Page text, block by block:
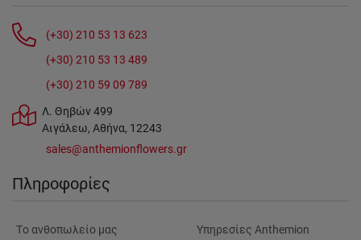
(+30) 210 53 13 623
(+30) 210 53 13 489
(+30) 210 59 09 789
Λ. Θηβών 499
Αιγάλεω, Αθήνα, 12243
sales@anthemionflowers.gr
Πληροφορίες
Tο ανθοπωλείο μας
Υπηρεσίες Anthemion